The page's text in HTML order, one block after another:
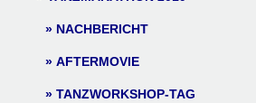
NACHBERICHT
AFTERMOVIE
TANZWORKSHOP-TAG